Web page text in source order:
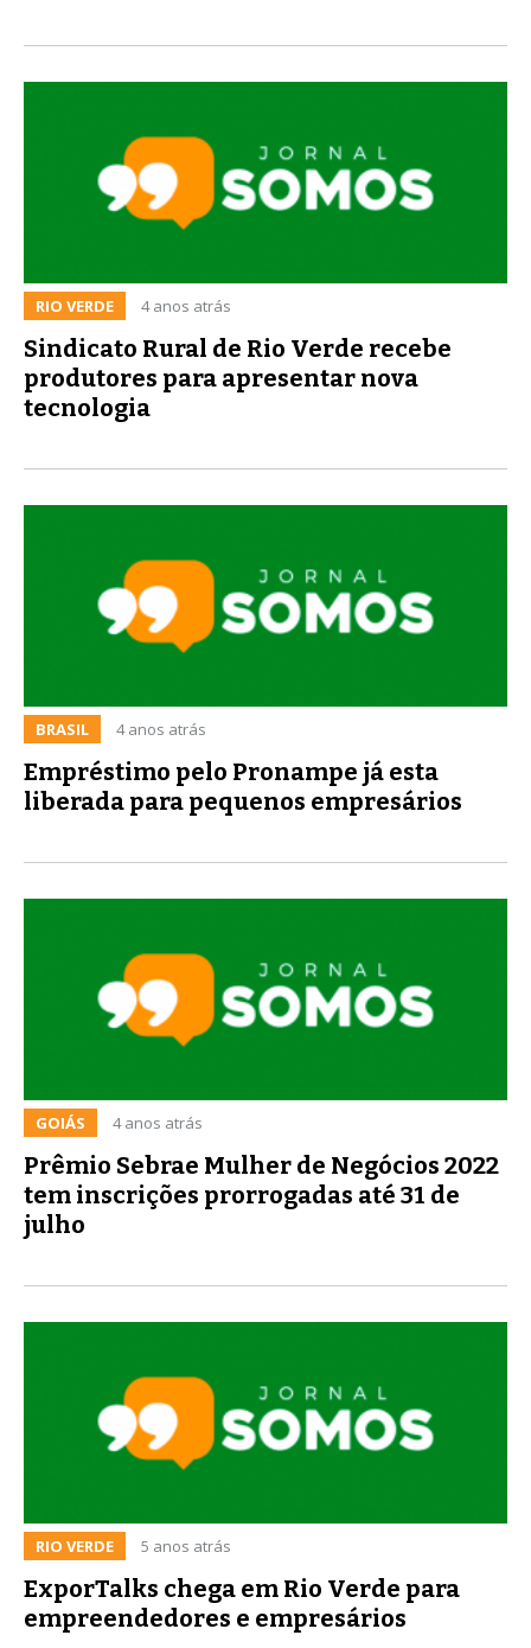
RIO VERDE 4 anos atrás
Sindicato Rural de Rio Verde recebe
produtores para apresentar nova
tecnologia
BRASIL 4 anos atrás
Empréstimo pelo Pronampe já esta
liberada para pequenos empresários
GOIÁS 4 anos atrás
Prêmio Sebrae Mulher de Negócios 2022
tem inscrições prorrogadas até 31 de
julho
RIO VERDE 5 anos atrás
ExporTalks chega em Rio Verde para
empreendedores e empresários